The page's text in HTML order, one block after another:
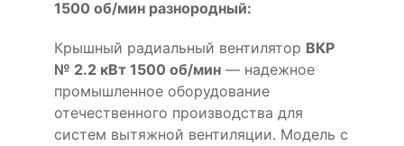
1500 об/мин разнородный:
Крышный радиальный вентилятор ВКР
№ 2.2 кВт 1500 об/мин — надежное
промышленное оборудование
отечественного производства для
систем вытяжной вентиляции. Модель с